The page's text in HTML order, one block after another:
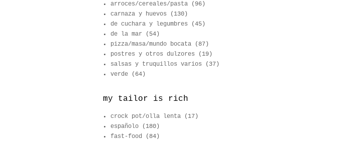
arroces/cereales/pasta
(96)
carnaza y huevos
(130)
de cuchara y legumbres
(45)
de la mar
(54)
pizza/masa/mundo bocata
(87)
postres y otros dulzores
(19)
salsas y truquillos varios
(37)
verde
(64)
my tailor is rich
crock pot/olla lenta
(17)
españolo
(180)
fast-food
(84)